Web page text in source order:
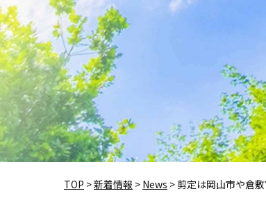
TOP >新着情報 > News > 剪定は岡山市や倉